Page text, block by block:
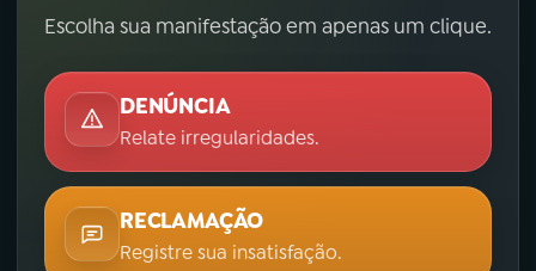
ACOMPANHE A RÁDIO NACIONAL
YouTube Facebook
Instagram X
Escolha sua manifestação em apenas um clique.
DENÚNCIA
Relate irregularidades.
RECLAMAÇÃO
Registre sua insatisfação.